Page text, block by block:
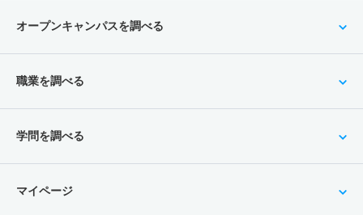
オープンキャンパスを調べる
職業を調べる
学問を調べる
マイページ